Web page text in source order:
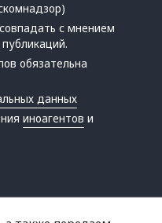
с мнением
обязательна
данных
иноагентов и